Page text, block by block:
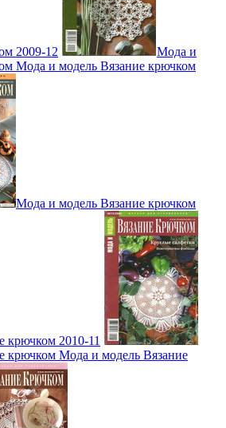
2009-12
Мода и
Мода и модель Вязание крючком
Мода и модель Вязание крючком
крючком 2010-11
крючком Мода и модель Вязание